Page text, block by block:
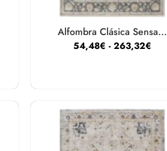
Alfombra Clásica Sensa...
54,48€ - 263,32€